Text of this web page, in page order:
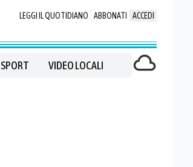
LEGGI IL QUOTIDIANO ABBONATI ACCEDI
SPORT VIDEO LOCALI